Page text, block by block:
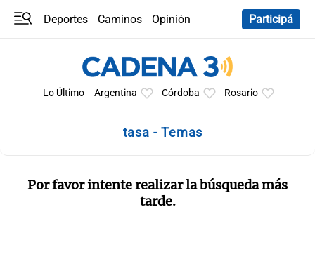
Deportes Caminos
Opinión
Participá
Lo Último Argentina Córdoba Rosario
tasa - Temas
Por favor intente realizar la búsqueda más
tarde.